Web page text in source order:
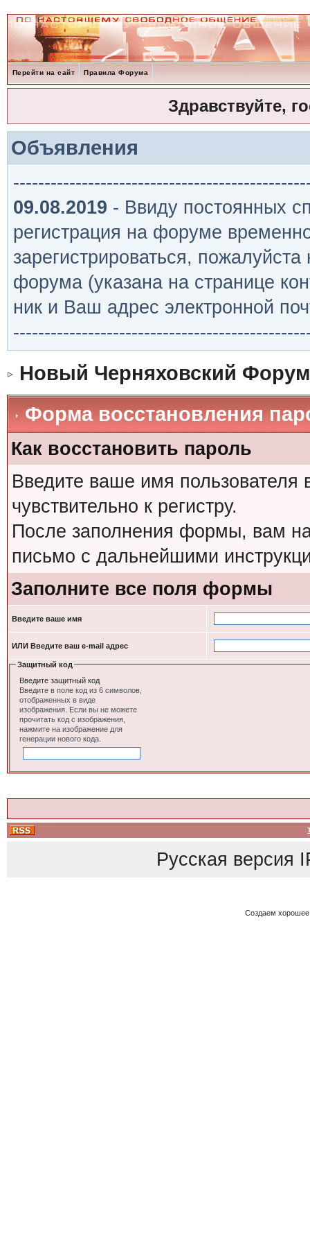
Перейти на сайт Правила Форума
Здравствуйте,
Объявления
09.08.2019 - Ввиду постоянных
регистрация на форуме
зарегистрироваться,
форума (указана на странице
ник и Ваш адрес электронной
Новый Черняховский Форум
Форма восстановления
Как восстановить пароль
Введите ваше имя
чувствительно к регистру.
После заполнения формы, вам на
письмо с дальнейшими
Заполните все поля формы
Введите ваше имя
ИЛИ Введите ваш e-mail адрес
Защитный код
Введите защитный код
Введите в поле код из 6 символов,
отображенных в виде
изображения. Если вы не можете
прочитать код с изображения,
нажмите на изображение для
генерации нового кода.
Русская версия
Создаем